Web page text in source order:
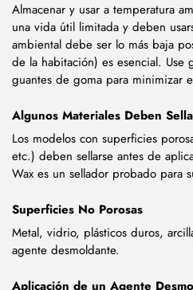
Almacenar y usar a temperatura
una vida útil limitada y deben
ambiental debe ser lo más baja
de la habitación) es esencial. Use
guantes de goma para minimizar
Algunos Materiales Deben
Los modelos con superficies
etc.) deben sellarse antes de
Wax es un sellador probado para
Superficies No Porosas
Metal, vidrio, plásticos duros,
agente desmoldante.
Aplicación de un Agente